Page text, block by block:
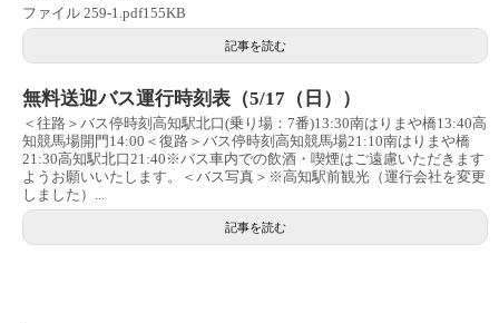
ファイル 259-1.pdf155KB
記事を読む
無料送迎バス運行時刻表（5/17（日））
＜往路＞バス停時刻高知駅北口(乗り場：7番)13:30南はりまや橋13:40高
知競馬場開門14:00＜復路＞バス停時刻高知競馬場21:10南はりまや橋
21:30高知駅北口21:40※バス車内での飲酒・喫煙はご遠慮いただきます
ようお願いいたします。＜バス写真＞※高知駅前観光（運行会社を変更
しました）...
記事を読む